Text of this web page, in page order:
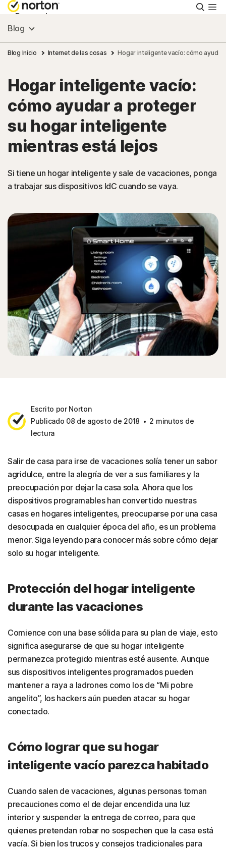
Personal
Pequeñas empresas
Recursos
Soporte
Prueba gratis
Iniciar sesión
Blog
Blog Inicio Internet de las cosas Hogar inteligente vacío: cómo
Hogar inteligente vacío:
cómo ayudar a proteger
su hogar inteligente
mientras está lejos
Si tiene un hogar inteligente y sale de vacaciones, ponga
a trabajar sus dispositivos IdC cuando se vaya.
Escrito por Norton
Publicado 08 de agosto de 2018
2 minutos de
lectura
Salir de casa para irse de vacaciones solía tener un sabor
agridulce, entre la alegría de ver a sus familiares y la
preocupación por dejar la casa sola. Ahora que los
dispositivos programables han convertido nuestras
casas en hogares inteligentes, preocuparse por una casa
desocupada en cualquier época del año, es un problema
menor. Siga leyendo para conocer más sobre cómo dejar
solo su hogar inteligente.
Protección del hogar inteligente
durante las vacaciones
Comience con una base sólida para su plan de viaje, esto
significa asegurarse de que su hogar inteligente
permanezca protegido mientras esté ausente. Aunque
sus dispositivos inteligentes programados pueden
mantener a raya a ladrones como los de “Mi pobre
angelito”, los hackers aún pueden atacar su hogar
conectado.
Cómo lograr que su hogar
inteligente vacío parezca habitado
Cuando salen de vacaciones, algunas personas toman
precauciones como el de dejar encendida una luz
interior y suspender la entrega de correo, para que
quienes pretendan robar no sospechen que la casa está
vacía. Si bien los trucos y consejos tradicionales para